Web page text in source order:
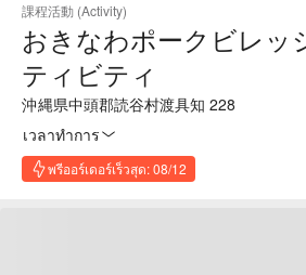
課程活動 (Activity)
おきなわポークビレッ
ティビティ
沖縄県中頭郡読谷村渡具知 228
เวลาทำการ
พรีออร์เดอร์เร็วสุด: 08/12